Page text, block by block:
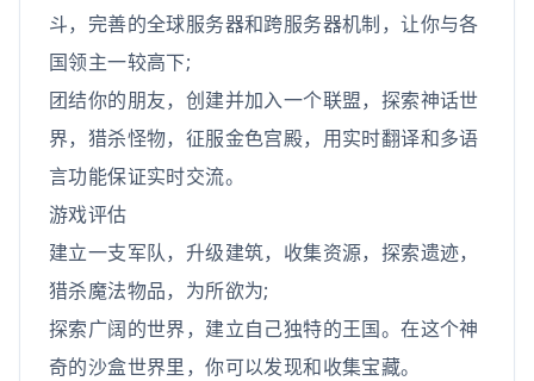
斗，完善的全球服务器和跨服务器机制，让你与各
国领主一较高下;
团结你的朋友，创建并加入一个联盟，探索神话世
界，猎杀怪物，征服金色宫殿，用实时翻译和多语
言功能保证实时交流。
游戏评估
建立一支军队，升级建筑，收集资源，探索遗迹，
猎杀魔法物品，为所欲为;
探索广阔的世界，建立自己独特的王国。在这个神
奇的沙盒世界里，你可以发现和收集宝藏。